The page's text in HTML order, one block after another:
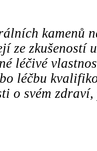
kamenů
ze zkušeností
léčivé
léčbu
o svém